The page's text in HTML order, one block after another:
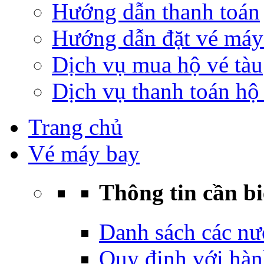
Hướng dẫn thanh toán
Hướng dẫn đặt vé
Dịch vụ mua hộ vé tàu
Dịch vụ thanh toán hộ
Trang chủ
Vé máy bay
Thông tin cần
Danh sách các
Quy định với